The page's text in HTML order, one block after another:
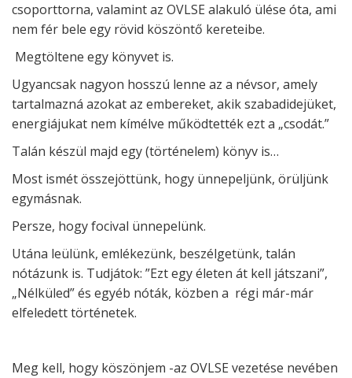
csoporttorna, valamint az OVLSE alakuló ülése óta, ami
nem fér bele egy rövid köszöntő kereteibe.
Megtöltene egy könyvet is.
Ugyancsak nagyon hosszú lenne az a névsor, amely
tartalmazná azokat az embereket, akik szabadidejüket,
energiájukat nem kímélve működtették ezt a „csodát.”
Talán készül majd egy (történelem) könyv is…
Most ismét összejöttünk, hogy ünnepeljünk, örüljünk
egymásnak.
Persze, hogy focival ünnepelünk.
Utána leülünk, emlékezünk, beszélgetünk, talán
nótázunk is. Tudjátok: ”Ezt egy életen át kell játszani”,
„Nélküled” és egyéb nóták, közben a régi már-már
elfeledett történetek.
Meg kell, hogy köszönjem -az OVLSE vezetése nevében